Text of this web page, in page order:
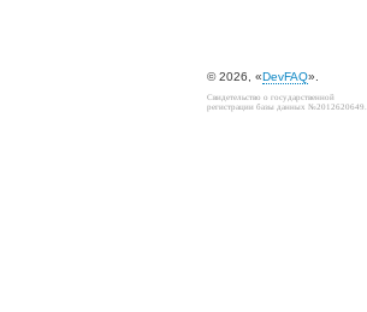
© 2026, «DevFAQ».
Свидетельство о государственной
регистрации базы данных №2012620649.